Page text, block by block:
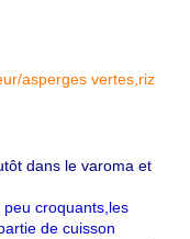
dans le varoma et
croquants,les
de cuisson